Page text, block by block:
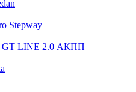
Stepway
GT LINE 2.0 АКПП